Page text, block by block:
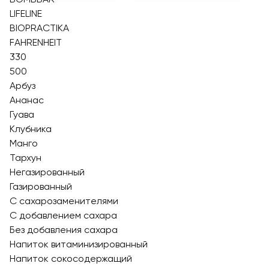
LIFELINE
BIOPRACTIKA
FAHRENHEIT
330
500
Арбуз
Ананас
Гуава
Клубника
Манго
Тархун
Негазированный
Газированный
С сахарозаменителями
С добавлением сахара
Без добавления сахара
Напиток витаминизированный
Напиток сокосодержащий